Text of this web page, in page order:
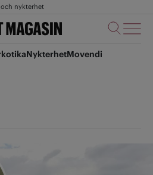
nykterhet
NykterhetMovendi